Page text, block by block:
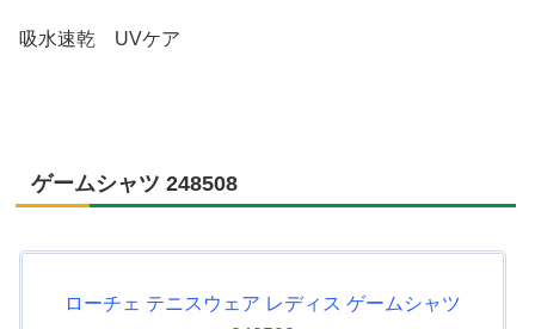
吸水速乾 UVケア
ゲームシャツ 248508
ローチェ テニスウェア レディス ゲームシャツ